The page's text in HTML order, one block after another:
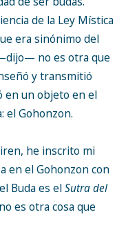
de la Ley Mística
era sinónimo del
no es otra que
y transmitió
en un objeto en el
el Gohonzon.
he inscrito mi
en el Gohonzon con
Buda es elSutra del
es otra cosa que